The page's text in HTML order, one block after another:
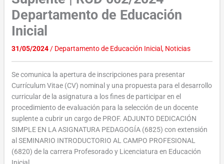
Departamento de Educación
Inicial
31/05/2024/ Departamento de Educación Inicial, Noticias
Se comunica la apertura de inscripciones para presentar
Currículum Vitae (CV) nominal y una propuesta para el desarrollo
curricular de la asignatura a los fines de participar en el
procedimiento de evaluación para la selección de un docente
suplente a cubrir un cargo de PROF. ADJUNTO DEDICACIÓN
SIMPLE EN LA ASIGNATURA PEDAGOGÍA (6825) con extensión
al SEMINARIO INTRODUCTORIO AL CAMPO PROFESIONAL
(6820) de la carrera Profesorado y Licenciatura en Educación